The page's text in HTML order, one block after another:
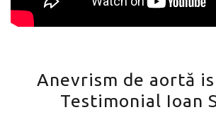
Anevrism de aortă
Testimonial Ioan